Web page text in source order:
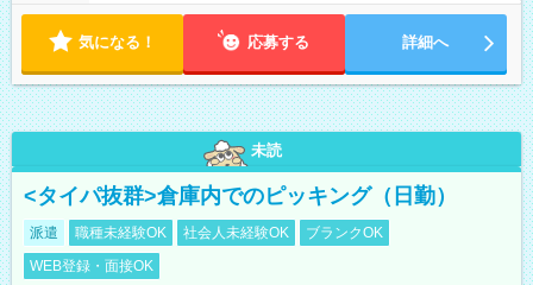
7~8時間 シフト例 ・10時00分～18時00分 ・10時00分～19時00
気になる！ 応募する 詳細へ
未読
<タイパ抜群>倉庫内でのピッキング（日勤）
派遣 職種未経験OK 社会人未経験OK
ブランクOK
WEB登録・面接OK